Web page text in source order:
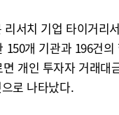
리서치 기업 타이거리
150개 기관과 196건
개인 투자자 거래대
로 나타났다.